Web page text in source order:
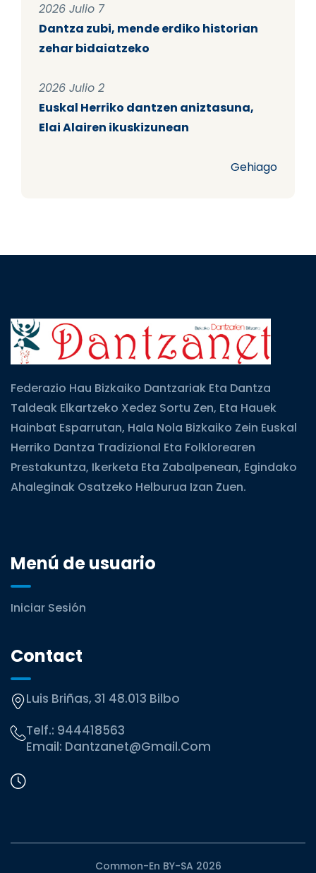
2026 Julio 7
Dantza zubi, mende erdiko historian
zehar bidaiatzeko
2026 Julio 2
Euskal Herriko dantzen aniztasuna,
Elai Alairen ikuskizunean
Gehiago
Federazio Hau Bizkaiko Dantzariak Eta Dantza
Taldeak Elkartzeko Xedez Sortu Zen, Eta Hauek
Hainbat Esparrutan, Hala Nola Bizkaiko Zein Euskal
Herriko Dantza Tradizional Eta Folklorearen
Prestakuntza, Ikerketa Eta Zabalpenean, Egindako
Ahaleginak Osatzeko Helburua Izan Zuen.
Menú de usuario
Iniciar Sesión
Contact
Luis Briñas, 31 48.013 Bilbo
Telf.: 944418563
Email: Dantzanet@gmail.com
Common-En BY-SA 2026